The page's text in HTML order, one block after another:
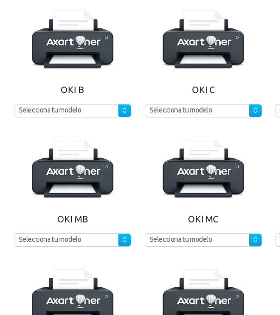
OKI B
Selecciona tu modelo
OKI C
Selecciona tu modelo
OKI MB
Selecciona tu modelo
OKI MC
Selecciona tu modelo